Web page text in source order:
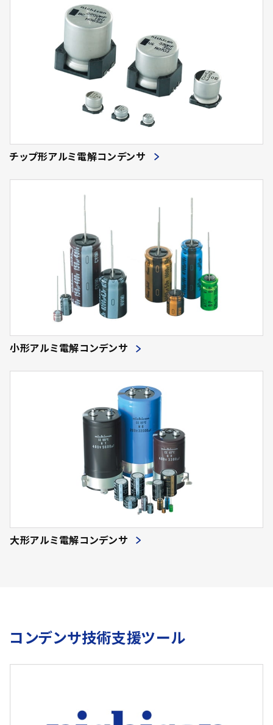
チップ形アルミ電解コンデンサ
小形アルミ電解コンデンサ
大形アルミ電解コンデンサ
コンデンサ技術支援ツール